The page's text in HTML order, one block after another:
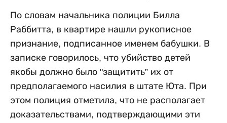
По словам начальника полиции Билла
Раббитта, в квартире нашли рукописное
признание, подписанное именем бабушки. В
записке говорилось, что убийство детей
якобы должно было "защитить” их от
предполагаемого насилия в штате Юта. При
этом полиция отметила, что не располагает
доказательствами, подтверждающими эти